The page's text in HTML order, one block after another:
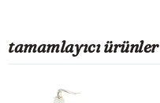
tamamlayıcı ürünler